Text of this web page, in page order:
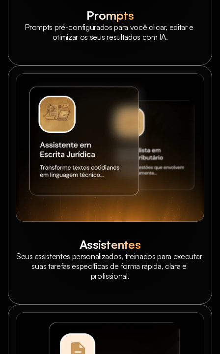
Prompts
Prompts pré-configurados para você clicar, editar e
otimizar os seus resultados com IA.
Assistentes
Seus assistentes personalizados, treinados para executar
suas tarefas específicas de forma rápida, clara e
profissional.